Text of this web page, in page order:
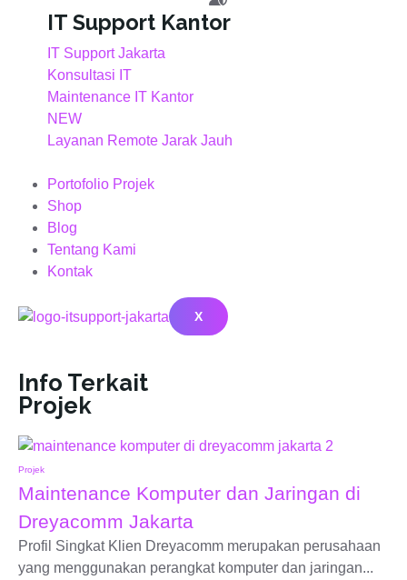
IT Support Kantor
IT Support Jakarta
Konsultasi IT
Maintenance IT Kantor
NEW
Layanan Remote Jarak Jauh
Portofolio Projek
Shop
Blog
Tentang Kami
Kontak
X
Info Terkait
Projek
Projek
Maintenance Komputer dan Jaringan di
Dreyacomm Jakarta
Profil Singkat Klien Dreyacomm merupakan perusahaan
yang menggunakan perangkat komputer dan jaringan...